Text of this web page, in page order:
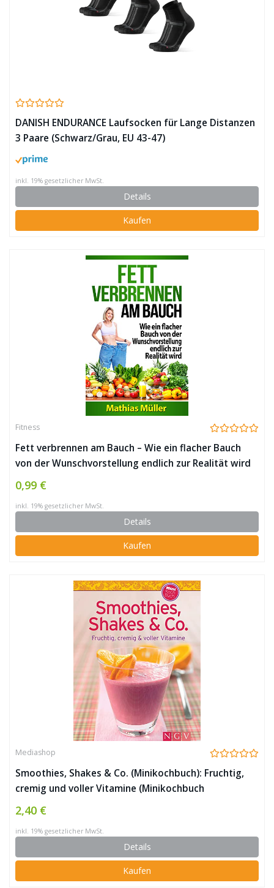
DANISH ENDURANCE Laufsocken für Lange Distanzen
3 Paare (Schwarz/Grau, EU 43-47)
inkl. 19% gesetzlicher MwSt.
Details
Kaufen
Fitness
Fett verbrennen am Bauch – Wie ein flacher Bauch
von der Wunschvorstellung endlich zur Realität wird
0,99 €
inkl. 19% gesetzlicher MwSt.
Details
Kaufen
Mediashop
Smoothies, Shakes & Co. (Minikochbuch): Fruchtig,
cremig und voller Vitamine (Minikochbuch
Relaunch)|Minikochbuch Relaunch
2,40 €
inkl. 19% gesetzlicher MwSt.
Details
Kaufen